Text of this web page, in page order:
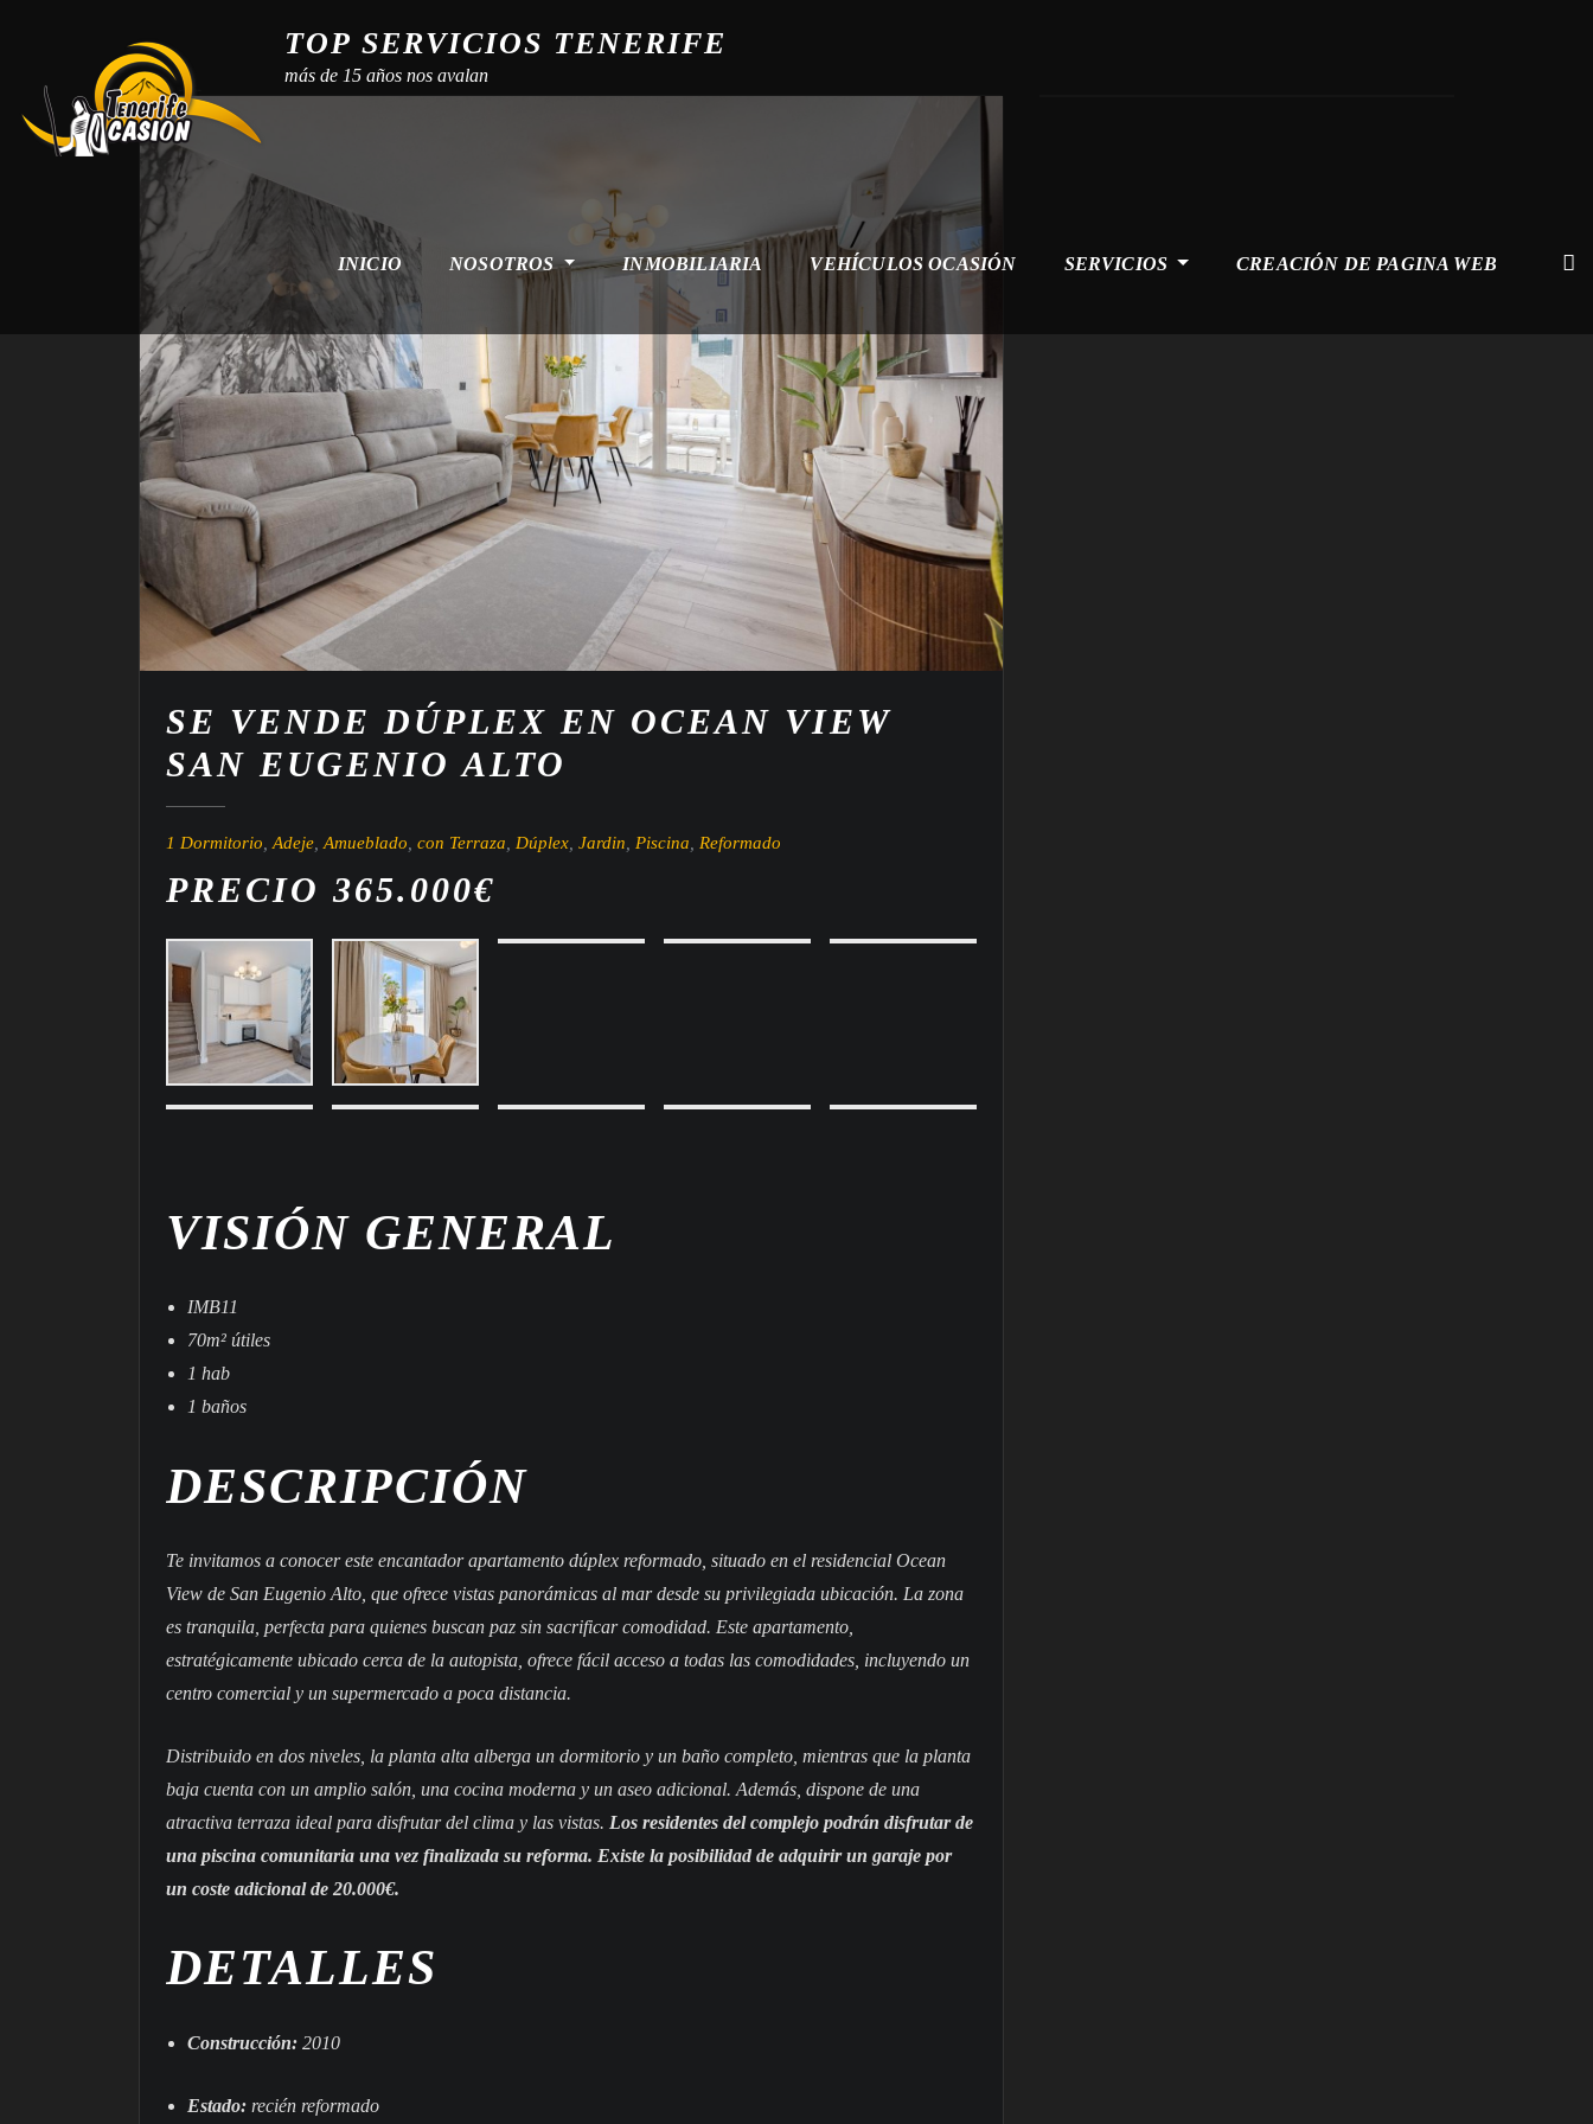
TOP SERVICIOS TENERIFE
más de 15 años nos avalan
INICIO NOSOTROS INMOBILIARIA VEHÍCULOS OCASIÓN SERVICIOS CREACIÓN DE PAGINA WEB
SE VENDE DÚPLEX EN OCEAN VIEW
SAN EUGENIO ALTO
1 Dormitorio Adeje Amueblado con Terraza Dúplex Jardin Piscina Reformado
PRECIO 365.000€
VISIÓN GENERAL
IMB11
70m² útiles
1 hab
1 baños
DESCRIPCIÓN
Te invitamos a conocer este encantador apartamento dúplex reformado, situado en el residencial Ocean
View de San Eugenio Alto, que ofrece vistas panorámicas al mar desde su privilegiada ubicación. La zona
es tranquila, perfecta para quienes buscan paz sin sacrificar comodidad. Este apartamento,
estratégicamente ubicado cerca de la autopista, ofrece fácil acceso a todas las comodidades, incluyendo un
centro comercial y un supermercado a poca distancia.
Distribuido en dos niveles, la planta alta alberga un dormitorio y un baño completo, mientras que la planta
baja cuenta con un amplio salón, una cocina moderna y un aseo adicional. Además, dispone de una
atractiva terraza ideal para disfrutar del clima y las vistas. Los residentes del complejo podrán disfrutar de
una piscina comunitaria una vez finalizada su reforma. Existe la posibilidad de adquirir un garaje por
un coste adicional de 20.000€.
DETALLES
Construcción: 2010
Estado: recién reformado